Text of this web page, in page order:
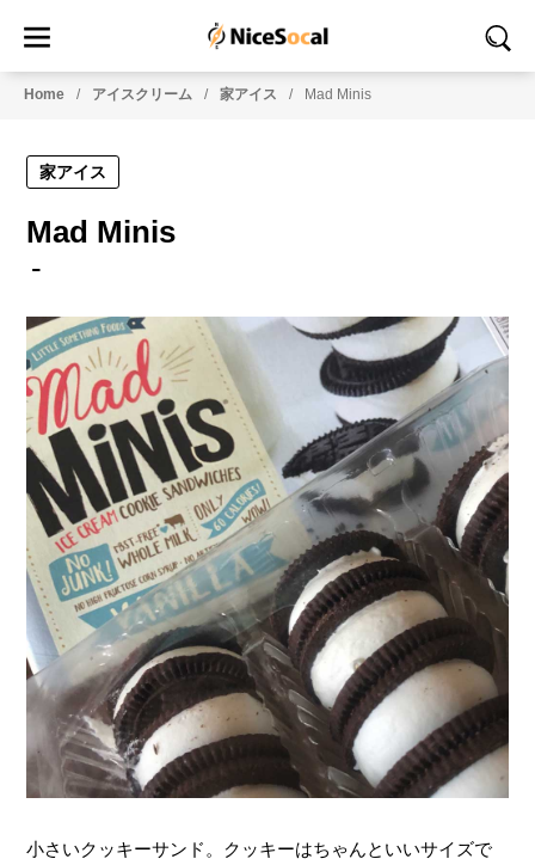
Home アイスクリーム 家アイス Mad Minis
家アイス
Mad Minis
小さいクッキーサンド。クッキーはちゃんといいサイズで